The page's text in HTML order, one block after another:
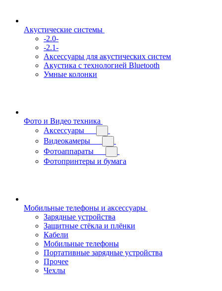
Акустические системы
-2.0-
-2.1-
Аксессуары для акустических систем
Акустика с технологией Bluetooth
Умные колонки
Фото и Видео техника
Аксессуары
Видеокамеры
Фотоаппараты
Фотопринтеры и бумага
Мобильные телефоны и аксессуары
Зарядные устройства
Защитные стёкла и плёнки
Кабели
Мобильные телефоны
Портативные зарядные устройства
Прочее
Чехлы